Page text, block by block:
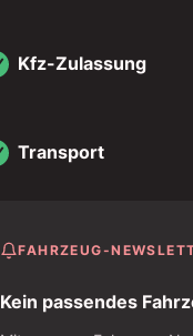
Kfz-Zulassung
Transport
FAHRZEUG-
Kein passendes